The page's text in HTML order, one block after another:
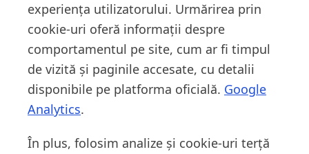
experiența utilizatorului. Urmărirea prin
cookie-uri oferă informații despre
comportamentul pe site, cum ar fi timpul
de vizită și paginile accesate, cu detalii
disponibile pe platforma oficială. Google
Analytics.
În plus, folosim analize și cookie-uri terță